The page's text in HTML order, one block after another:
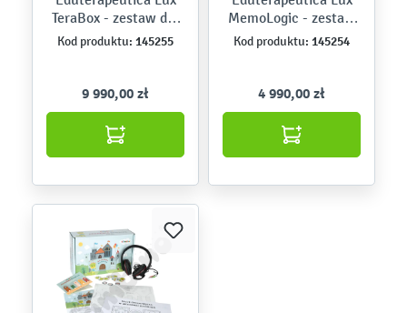
TeraBox - zestaw dla
poradni
pedagogiczno-
Kod produktu: 145255
9 990,00 zł
MemoLogic - zestaw
dla poradni
pedagogiczno-
Kod produktu: 145254
4 990,00 zł